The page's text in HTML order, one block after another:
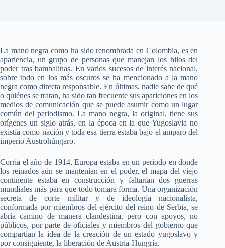
La mano negra como ha sido renombrada en Colombia, es en
apariencia, un grupo de personas que manejan los hilos del
poder tras bambalinas. En varios sucesos de interés nacional,
sobre todo en los más oscuros se ha mencionado a la mano
negra como directa responsable. En últimas, nadie sabe de qué
o quiénes se tratan, ha sido tan frecuente sus apariciones en los
medios de comunicación que se puede asumir como un lugar
común del periodismo. La mano negra, la original, tiene sus
orígenes un siglo atrás, en la época en la que Yugoslavia no
existía como nación y toda esa tierra estaba bajo el amparo del
imperio Austrohúngaro.
Corría el año de 1914, Europa estaba en un periodo en donde
los reinados aún se mantenían en el poder, el mapa del viejo
continente estaba en construcción y faltarían dos guerras
mundiales más para que todo tomara forma. Una organización
secreta de corte militar y de ideología nacionalista,
conformada por miembros del ejército del reino de Serbia, se
abría camino de manera clandestina, pero con apoyos, no
públicos, por parte de oficiales y miembros del gobierno que
compartían la idea de la creación de un estado yugoslavo y
por consiguiente, la liberación de Austria-Hungría.